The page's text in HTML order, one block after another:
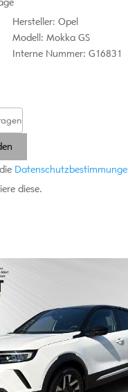
Hersteller: Opel
Modell: Mokka GS
Interne Nummer: G16831
diese.